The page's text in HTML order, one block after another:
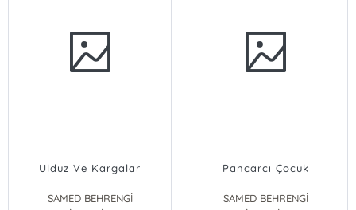
Ulduz Ve Kargalar
SAMED BEHRENGİ
Pancarcı Çocuk
SAMED BEHRENGİ